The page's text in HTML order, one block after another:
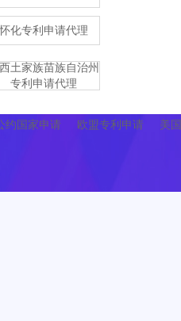
怀化专利申请代理
土家族苗族自治州
专利申请代理
约国家申请 欧盟专利申请 美